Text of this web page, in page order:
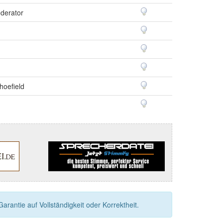
auf Vollständigkeit oder Korrektheit.